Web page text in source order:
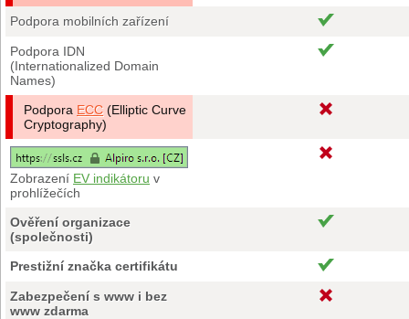
Podpora mobilních zařízení
Podpora IDN
(Internationalized Domain
Names)
Podpora ECC (Elliptic Curve
Cryptography)
Zobrazení EV indikátoru v
prohlížečích
Ověření organizace
(společnosti)
Prestižní značka certifikátu
Zabezpečení s www i bez
www zdarma